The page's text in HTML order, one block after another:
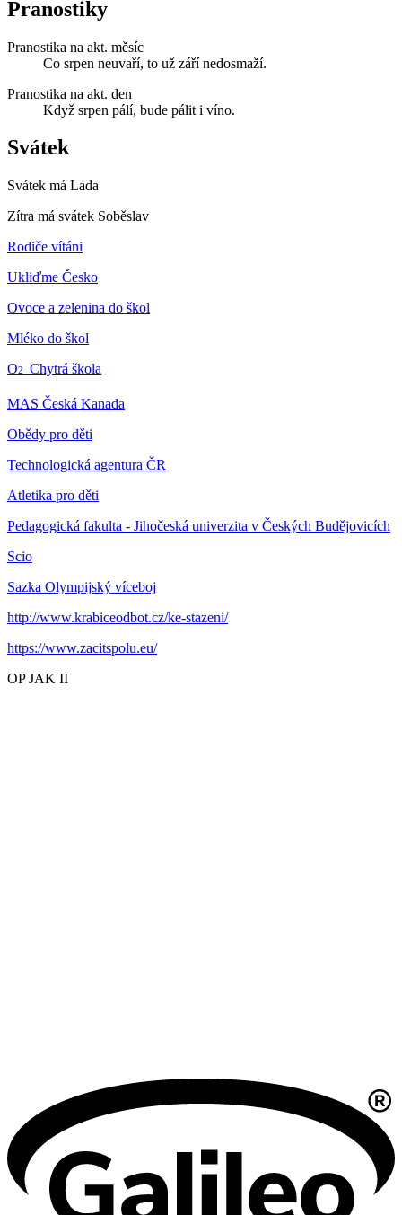
Pranostiky
Pranostika na akt. měsíc
Co srpen neuvaří, to už září nedosmaží.
Pranostika na akt. den
Když srpen pálí, bude pálit i víno.
Svátek
Svátek má Lada
Zítra má svátek Soběslav
Rodiče vítáni
Ukliďme Česko
Ovoce a zelenina do škol
Mléko do škol
O2 Chytrá škola
MAS Česká Kanada
Obědy pro děti
Technologická agentura ČR
Atletika pro děti
Pedagogická fakulta - Jihočeská univerzita v Českých Budějovicích
Scio
Sazka Olympijský víceboj
http://www.krabiceodbot.cz/ke-stazeni/
https://www.zacitspolu.eu/
OP JAK II